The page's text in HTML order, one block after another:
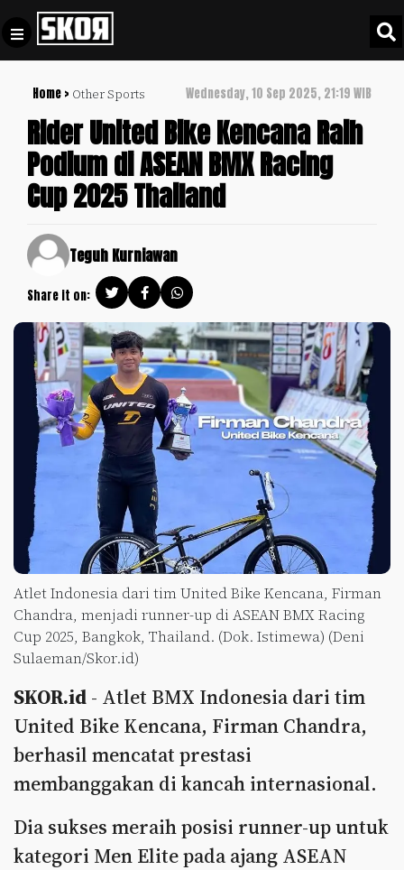
Home > Other Sports Wednesday, 10 Sep 2025, 21:19 WIB
Rider United Bike Kencana Raih
Podium di ASEAN BMX Racing
Cup 2025 Thailand
Teguh Kurniawan
Share it on:
Atlet Indonesia dari tim United Bike Kencana, Firman
Chandra, menjadi runner-up di ASEAN BMX Racing
Cup 2025, Bangkok, Thailand. (Dok. Istimewa) (Deni
Sulaeman/Skor.id)
SKOR.id - Atlet BMX Indonesia dari tim
United Bike Kencana, Firman Chandra,
berhasil mencatat prestasi
membanggakan di kancah internasional.
Dia sukses meraih posisi runner-up untuk
kategori Men Elite pada ajang ASEAN
Football +
Culture +
Update
Indonesia
SKOR
SPECIAL
Video
Policy
Pedoman
Pemberitaan
Media
Disclaimer
Tentang
Kami